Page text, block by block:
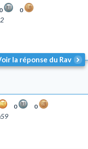
0 0
la réponse du Rav
0 0